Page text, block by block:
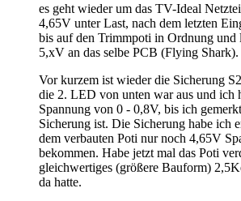
es geht wieder um das TV-Ideal
4,65V unter Last, nach dem letzten
bis auf den Trimmpoti in Ordnung und
5,xV an das selbe PCB (Flying Shark).
Vor kurzem ist wieder die Sicherung
die 2. LED von unten war aus und ich
Spannung von 0 - 0,8V, bis ich
Sicherung ist. Die Sicherung habe ich
dem verbauten Poti nur noch 4,65V
bekommen. Habe jetzt mal das Poti
gleichwertiges (größere Bauform)
da hatte.